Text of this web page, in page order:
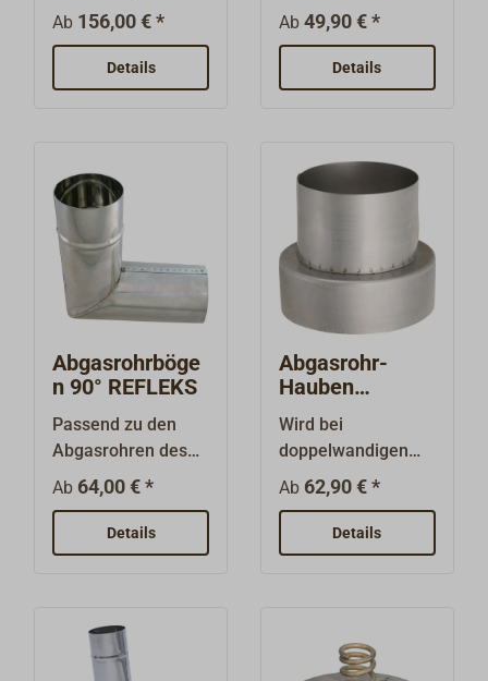
geneigter
Decksplatte.Geferti
Edelstahl.Lieferbar
Anpassung an die
Dachneigung.Passe
nd zu den REFLEKS
Abgasrohren.
Ab 156,00 € *
Details
unten.Große, runde
Platte aus
poliertem Edelstahl
mit
Ab 49,90 € *
Details
Abgasrohrböge
n 90° REFLEKS
Passend zu den
Abgasrohren des
Refleks -
Heizsystems.Für
REFLEKS- und
andere Öl- oder
Ausgang.Gefertigt
aus säurefestem
Ab 64,00 € *
Details
Abgasrohr-
Hauben
Adapter
REFLEKS
Wird bei
doppelwandigen
Abgasrohren
benötigt, um eine
Innendurchmesser
können.
Ab 62,90 € *
Details